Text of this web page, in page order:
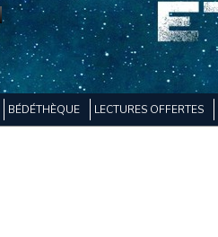
BÉDÉTHÈQUE LECTURES OFFERTES